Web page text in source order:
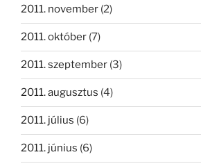
2011. november (2)
2011. október (7)
2011. szeptember (3)
2011. augusztus (4)
2011. július (6)
2011. június (6)